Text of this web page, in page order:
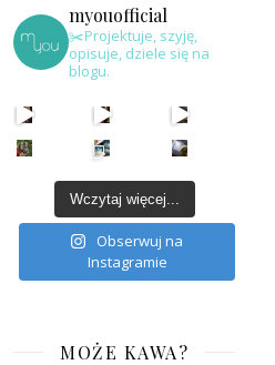
myouofficial
✂️Projektuje, szyję,
opisuje, dziele się na
blogu.
Wczytaj więcej...
Obserwuj na
Instagramie
MOŻE KAWA?